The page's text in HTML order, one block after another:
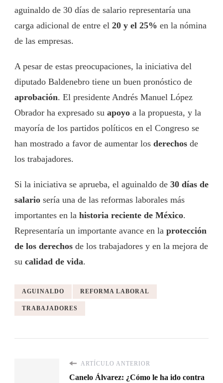
aguinaldo de 30 días de salario representaría una
carga adicional de entre el 20 y el 25% en la nómina
de las empresas.
A pesar de estas preocupaciones, la iniciativa del
diputado Baldenebro tiene un buen pronóstico de
aprobación. El presidente Andrés Manuel López
Obrador ha expresado su apoyo a la propuesta, y la
mayoría de los partidos políticos en el Congreso se
han mostrado a favor de aumentar los derechos de
los trabajadores.
Si la iniciativa se aprueba, el aguinaldo de 30 días de
salario sería una de las reformas laborales más
importantes en la historia reciente de México.
Representaría un importante avance en la protección
de los derechos de los trabajadores y en la mejora de
su calidad de vida.
AGUINALDO REFORMA LABORAL
TRABAJADORES
ARTÍCULO ANTERIOR
Canelo Álvarez: ¿Cómo le ha ido contra